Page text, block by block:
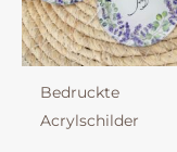
Bedruckte
Acrylschilder